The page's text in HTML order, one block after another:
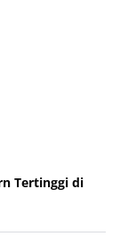
Tertinggi di